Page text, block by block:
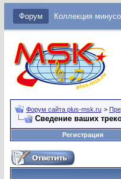
Форум Коллекция
Форум сайта plus-msk.ru >
Сведение ваших
Регистрация